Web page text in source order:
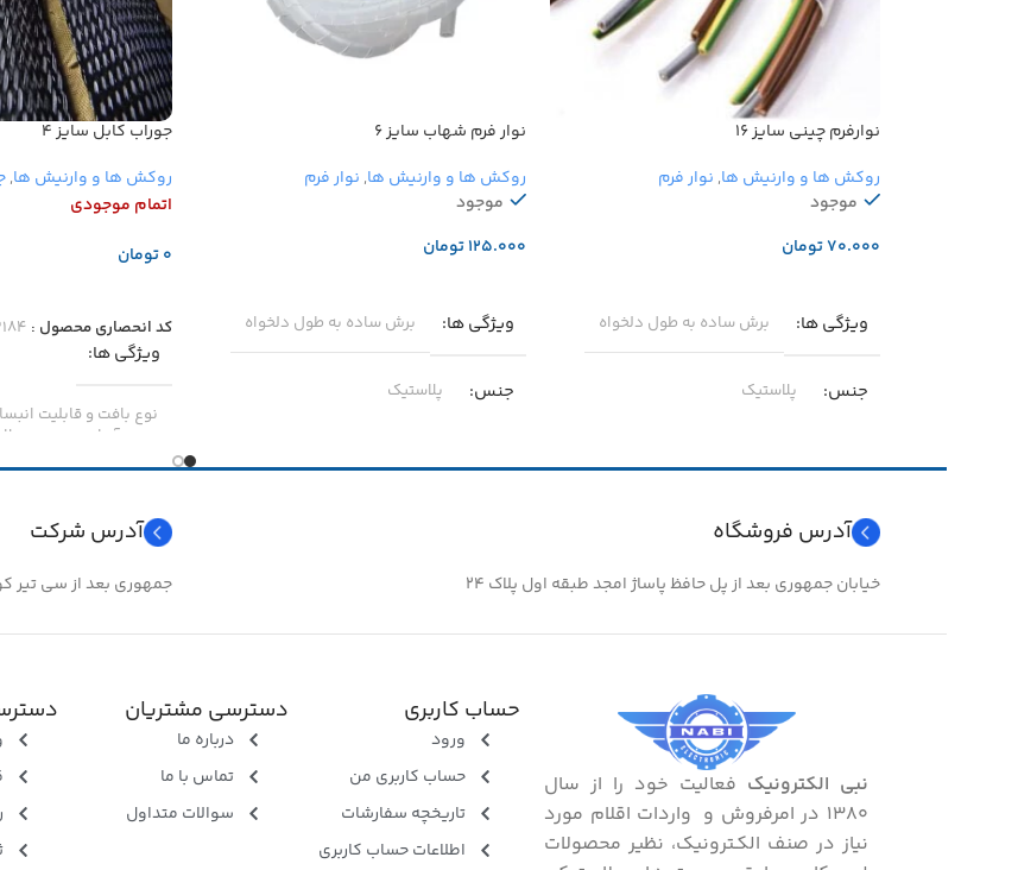
نوارفرم چینی سایز ۱۶
روکش ها و وارنیش ها, نوار فرم
موجود
تومان
ویژگی ها برش ساده به طول دلخواه
جنس پلاستیک
نوار فرم شهاب سایز ۶
روکش ها و وارنیش ها, نوار فرم
موجود
تومان
ویژگی ها برش ساده به طول دلخواه
جنس پلاستیک
جوراب کابل سایز ۴
روکش ها و وارنیش ها,
اتمام موجودی
تومان
کد انحصاری محصول :
ویژگی ها
نوع بافت و قابلیت
نصب آسان روی
مقاومت در برابر
عالی در مقابل مواد
فرابنفش
قابلیت برش مکانیزه
چین
آدرس فروشگاه
خیابان جمهوری بعد از پل حافظ پاساژ امجد طبقه اول پلاک ۲۴
آدرس شرکت
جمهوری بعد از سی تیر
نبی الکترونیک فعالیت خود را از سال
۱۳۸۰ در امرفروش و واردات اقلام مورد
نیاز در صنف الکـترونیک، نظیر محصولات
حساب کاربری
ورود
حساب کاربری من
تاریخچه سفارشات
اطلاعات حساب کاربری
دسترسی مشتریان
درباره ما
تماس با ما
سوالات متداول